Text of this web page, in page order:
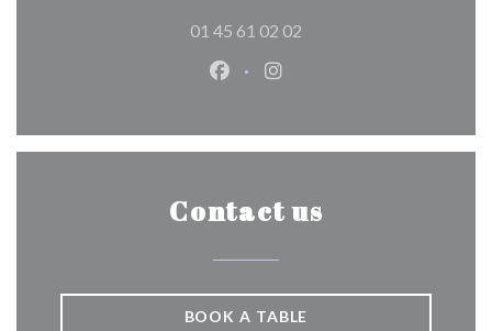
01 45 61 02 02
Facebook ((opens in a new
Instagram ((opens in a
Contact us
BOOK A TABLE